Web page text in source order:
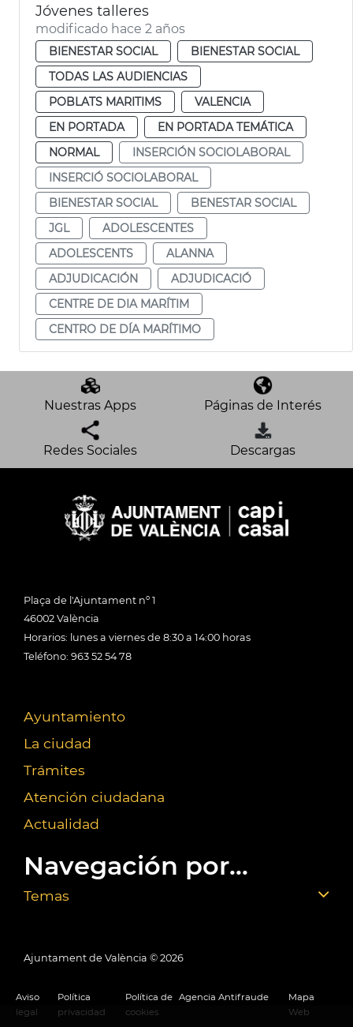
Jóvenes talleres
modificado hace 2 años
BIENESTAR SOCIAL
BIENESTAR SOCIAL
TODAS LAS AUDIENCIAS
POBLATS MARITIMS
VALENCIA
EN PORTADA
EN PORTADA TEMÁTICA
NORMAL
INSERCIÓN SOCIOLABORAL
INSERCIÓ SOCIOLABORAL
BIENESTAR SOCIAL
BENESTAR SOCIAL
JGL
ADOLESCENTES
ADOLESCENTS
ALANNA
ADJUDICACIÓN
ADJUDICACIÓ
CENTRE DE DIA MARÍTIM
CENTRO DE DÍA MARÍTIMO
Nuestras Apps Páginas de Interés
Redes Sociales Descargas
Plaça de l'Ajuntament nº 1
46002 València
Horarios: lunes a viernes de 8:30 a 14:00 horas
Teléfono: 963 52 54 78
Ayuntamiento
La ciudad
Trámites
Atención ciudadana
Actualidad
Navegación por...
Temas
Ajuntament de València © 2026
Aviso
legal
Política
privacidad
Política de
cookies
Agencia Antifraude
Mapa
Web